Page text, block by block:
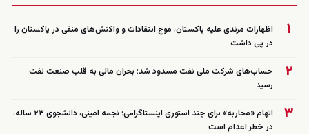
۱
اظهارات مرندی علیه پاکستان، موج انتقادات و واکنش‌های منفی در پاکستان را
در پی داشت
۲
حساب‌های شرکت ملی نفت مسدود شد؛ بحران مالی به قلب صنعت نفت
رسید
۳
اتهام «محاربه» برای چند استوری اینستاگرامی؛ نجمه امینی، دانشجوی ۲۳ ساله،
در خطر اعدام است